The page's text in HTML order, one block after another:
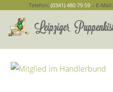
Telefon: (0341) 480 79 59– E-Mail: